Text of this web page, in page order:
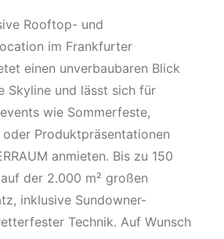
Rooftop- und
im Frankfurter
einen unverbaubaren Blick
Skyline und lässt sich für
wie Sommerfeste,
Produktpräsentationen
anmieten. Bis zu 150
der 2.000 m² großen
inklusive Sundowner-
Technik. Auf Wunsch